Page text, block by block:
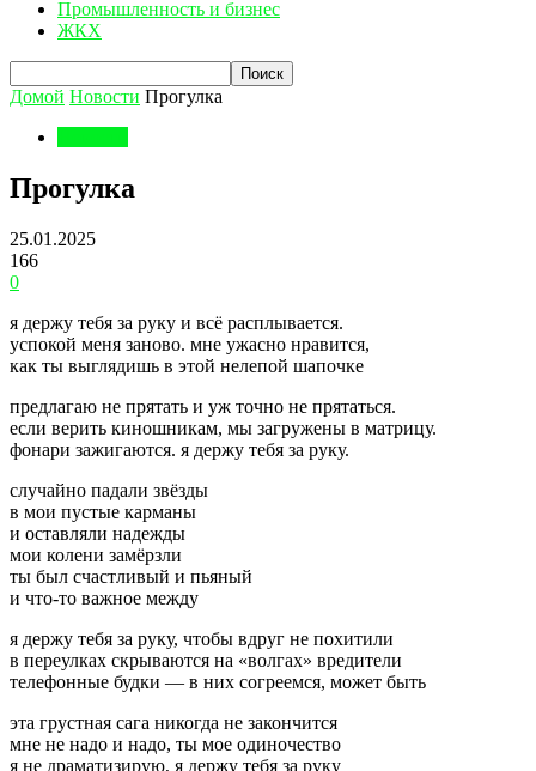
Промышленность и бизнес
ЖКХ
Домой Новости Прогулка
Прогулка
25.01.2025
166
0
я держу тебя за руку и всё расплывается.
успокой меня заново. мне ужасно нравится,
как ты выглядишь в этой нелепой шапочке
предлагаю не прятать и уж точно не прятаться.
если верить киношникам, мы загружены в матрицу.
фонари зажигаются. я держу тебя за руку.
случайно падали звёзды
в мои пустые карманы
и оставляли надежды
мои колени замёрзли
ты был счастливый и пьяный
и что-то важное между
я держу тебя за руку, чтобы вдруг не похитили
в переулках скрываются на «волгах» вредители
телефонные будки — в них согреемся, может быть
эта грустная сага никогда не закончится
мне не надо и надо, ты мое одиночество
я не драматизирую, я держу тебя за руку